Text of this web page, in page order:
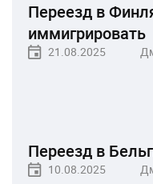
Переезд в
иммигрировать
21.08.2025
Переезд в
10.08.2025